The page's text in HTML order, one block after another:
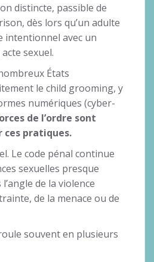
distincte, passible de
dès lors qu’un adulte
intentionnel avec un
sexuel.
États
le child grooming, y
numériques (cyber-
de l’ordre sont
ces pratiques.
Le code pénal continue
sexuelles presque
de la violence
de la menace ou de
souvent en plusieurs